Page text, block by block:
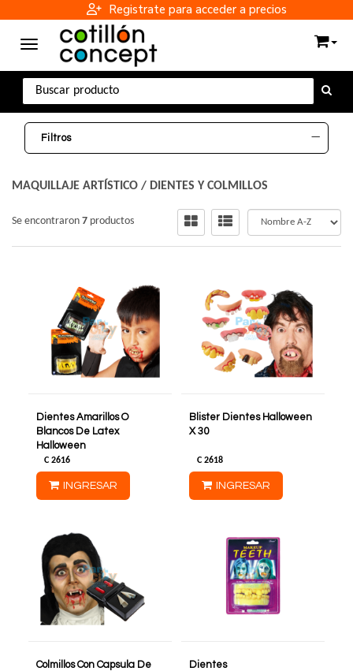
Registrate para acceder a precios
Toggle navigation
Filtros
MAQUILLAJE ARTÍSTICO / DIENTES Y COLMILLOS
Se encontraron 7 productos
Dientes Amarillos O
Blancos De Latex
Halloween
C 2616
INGRESAR
Blister Dientes Halloween
X 30
C 2618
INGRESAR
Colmillos Con Capsula De
Dientes